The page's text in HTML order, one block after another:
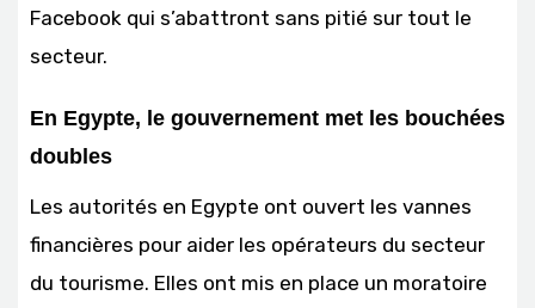
Facebook qui s’abattront sans pitié sur tout le
secteur.
En Egypte, le gouvernement met les bouchées
doubles
Les autorités en Egypte ont ouvert les vannes
financières pour aider les opérateurs du secteur
du tourisme. Elles ont mis en place un moratoire